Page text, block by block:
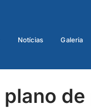
Notícias Galeria
plano